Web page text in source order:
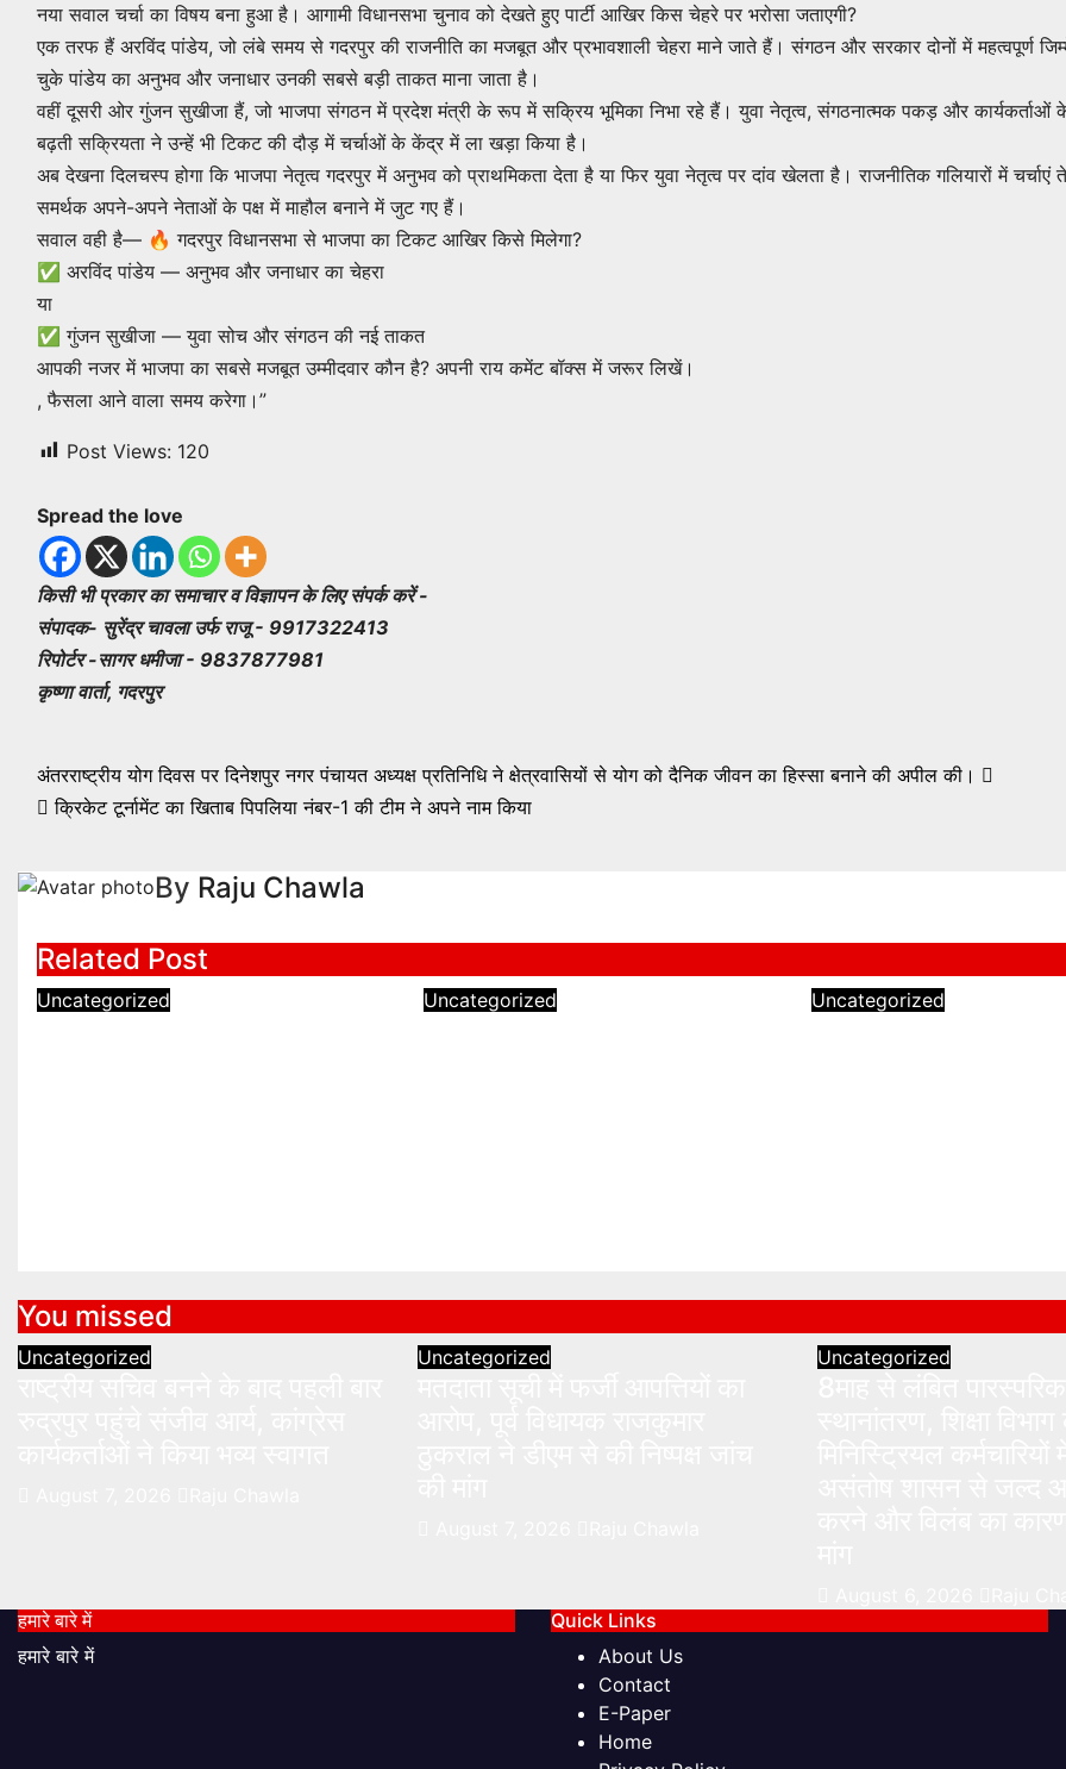
नया सवाल चर्चा का विषय बना हुआ है। आगामी विधानसभा चुनाव को देखते हुए पार्टी आखिर किस चेहरे पर भरोसा जताएगी?
एक तरफ हैं अरविंद पांडेय, जो लंबे समय से गदरपुर की राजनीति का मजबूत और प्रभावशाली चेहरा माने जाते हैं। संगठन और सरकार दोनों में महत्वपूर्ण
चुके पांडेय का अनुभव और जनाधार उनकी सबसे बड़ी ताकत माना जाता है।
वहीं दूसरी ओर गुंजन सुखीजा हैं, जो भाजपा संगठन में प्रदेश मंत्री के रूप में सक्रिय भूमिका निभा रहे हैं। युवा नेतृत्व, संगठनात्मक पकड़ और कार्यकर्ताओं
बढ़ती सक्रियता ने उन्हें भी टिकट की दौड़ में चर्चाओं के केंद्र में ला खड़ा किया है।
अब देखना दिलचस्प होगा कि भाजपा नेतृत्व गदरपुर में अनुभव को प्राथमिकता देता है या फिर युवा नेतृत्व पर दांव खेलता है। राजनीतिक गलियारों में
समर्थक अपने-अपने नेताओं के पक्ष में माहौल बनाने में जुट गए हैं।
सवाल वही है— 🔥 गदरपुर विधानसभा से भाजपा का टिकट आखिर किसे मिलेगा?
✅ अरविंद पांडेय — अनुभव और जनाधार का चेहरा
या
✅ गुंजन सुखीजा — युवा सोच और संगठन की नई ताकत
आपकी नजर में भाजपा का सबसे मजबूत उम्मीदवार कौन है? अपनी राय कमेंट बॉक्स में जरूर लिखें।
, फैसला आने वाला समय करेगा।”
Post Views: 120
Spread the love
किसी भी प्रकार का समाचार व विज्ञापन के लिए संपर्क करें -
संपादक- सुरेंद्र चावला उर्फ राजू - 9917322413
रिपोर्टर -सागर धमीजा - 9837877981
कृष्णा वार्ता, गदरपुर
Post
navigation
अंतरराष्ट्रीय योग दिवस पर दिनेशपुर नगर पंचायत अध्यक्ष प्रतिनिधि ने क्षेत्रवासियों से योग को दैनिक जीवन का हिस्सा बनाने की अपील की।
क्रिकेट टूर्नामेंट का खिताब पिपलिया नंबर-1 की टीम ने अपने नाम किया
By Raju Chawla
Related Post
Uncategorized Uncategorized Uncategorized
You missed
Uncategorized Uncategorized Uncategorized
हमारे बारे में
हमारे बारे में
Quick Links
About Us
Contact
E-Paper
Home